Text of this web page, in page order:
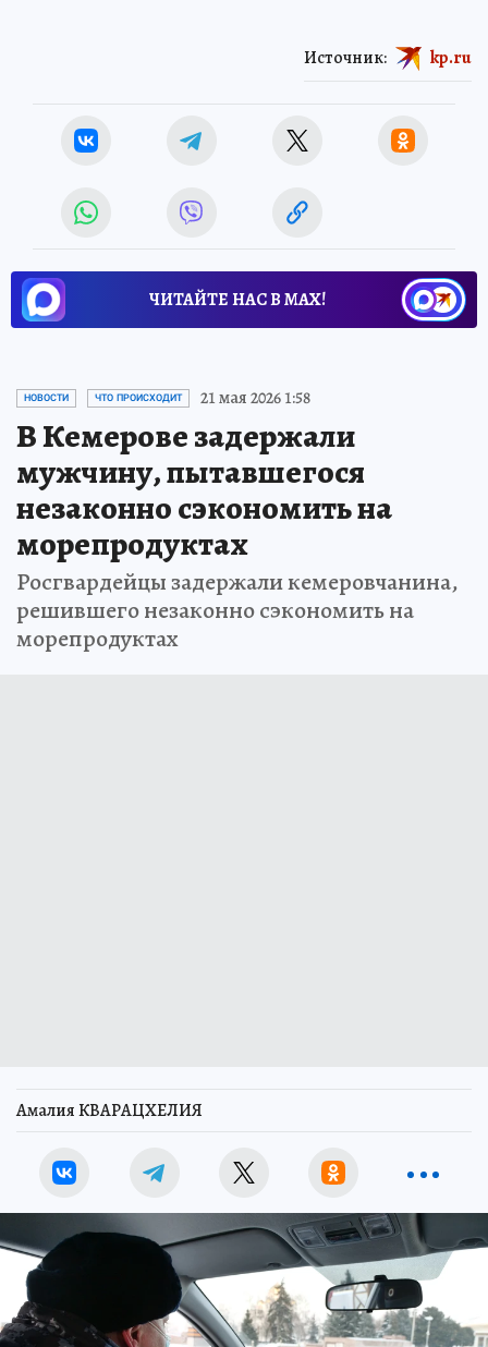
Источник: kp.ru
ЧИТАЙТЕ НАС В МАХ!
НОВОСТИ ЧТО ПРОИСХОДИТ 21 мая 2026 1:58
В Кемерове задержали
мужчину, пытавшегося
незаконно сэкономить на
морепродуктах
Росгвардейцы задержали кемеровчанина,
решившего незаконно сэкономить на
морепродуктах
Амалия КВАРАЦХЕЛИЯ